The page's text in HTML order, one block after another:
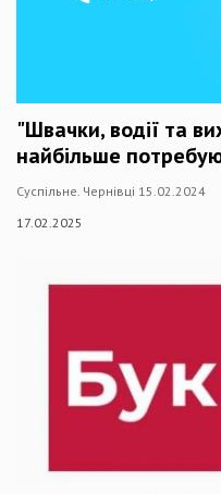
"Швачки, водії та
найбільше
Суспільне. Чернівці 15.02.2024
17.02.2025